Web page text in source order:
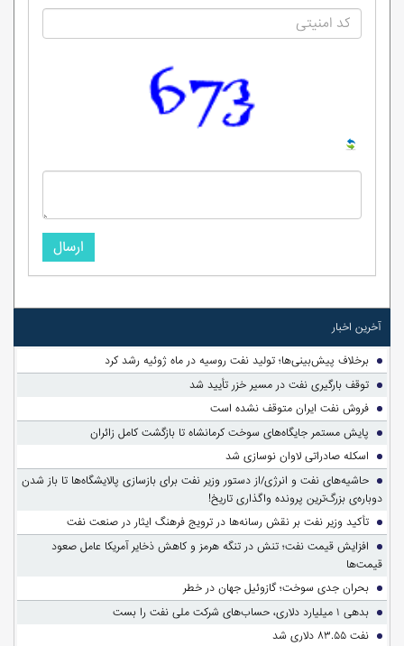
ارسال
آخرین اخبار
برخلاف پیش‌بینی‌ها؛ تولید نفت روسیه در ماه ژوئیه رشد کرد
توقف بارگیری نفت در مسیر خزر تأیید شد
فروش نفت ایران متوقف نشده است
پایش مستمر جایگاه‌های سوخت کرمانشاه تا بازگشت کامل زائران
اسکله صادراتی لاوان نوسازی شد
حاشیه‌های نفت و انرژی/از دستور وزیر نفت برای بازسازی پالایشگاه‌ها تا باز شدن
دوباره‌ی بزرگ‌ترین پرونده واگذاری تاریخ!
تأکید وزیر نفت بر نقش رسانه‌ها در ترویج فرهنگ ایثار در صنعت نفت
افزایش قیمت نفت؛ تنش در تنگه هرمز و کاهش ذخایر آمریکا عامل صعود
قیمت‌ها
بحران جدی سوخت؛ گازوئیل جهان در خطر
بدهی ۱ میلیارد دلاری، حساب‌های شرکت ملی نفت را بست
نفت ۸۳.۵۵ دلاری شد